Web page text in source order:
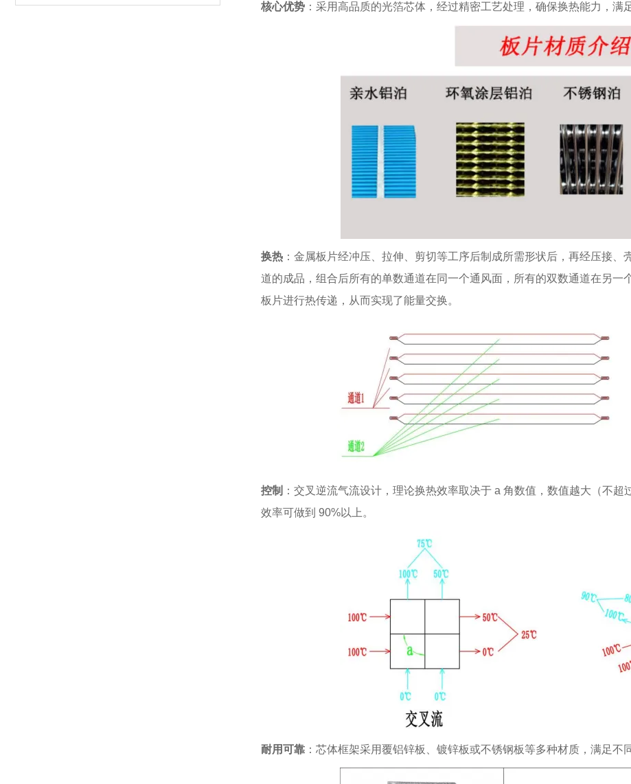
核心优势 ：采用高品质的光箔芯体，经过精密工艺处理，确保换热能力，满
换热 ：金属板片经冲压、拉伸、剪切等工序后制成所需形状后，再经压接
道的成品，组合后所有的单数通道在同一个通风面，所有的双数通道在另
板片进行热传递，从而实现了能量交换。
控制 ：交叉逆流气流设计，理论换热效率取决于 a 角数值，数值越大（不
效率可做到 90%以上。
耐用可靠 ：芯体框架采用覆铝锌板、镀锌板或不锈钢板等多种材质，满足不